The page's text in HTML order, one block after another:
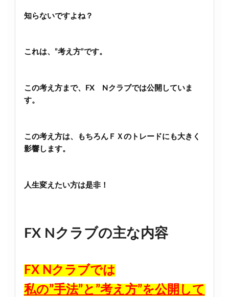
知らないですよね？
これは、”考え方”です。
この考え方まで、FX Nクラブでは公開していま
す。
この考え方は、もちろんＦＸのトレードにも大きく
影響します。
人生変えたい方は是非！
FX Nクラブの主な内容
FX Nクラブでは
私の”手法”と”考え方”を公開して